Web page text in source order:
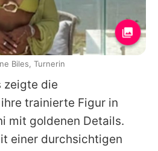
zeigte die
trainierte Figur in
mit goldenen Details.
einer durchsichtigen
Biles, Turnerin